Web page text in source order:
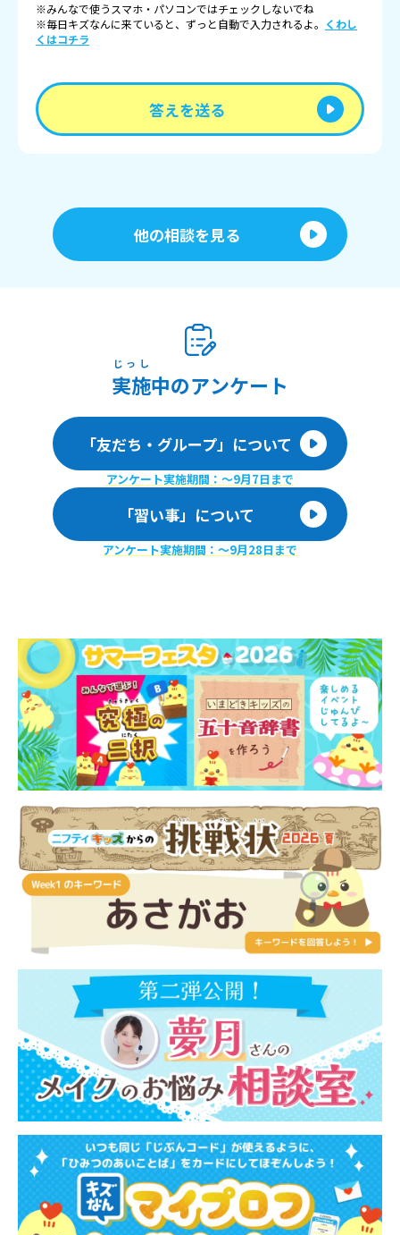
※みんなで使うスマホ・パソコンではチェックしないでね
※毎日キズなんに来ていると、ずっと自動で入力されるよ。 くわし
くはコチラ
答えを送る
他の相談を見る
実施
じっし
中のアンケート
「友だち・グループ」について
アンケート実施期間：〜9月7日まで
「習い事」について
アンケート実施期間：〜9月28日まで